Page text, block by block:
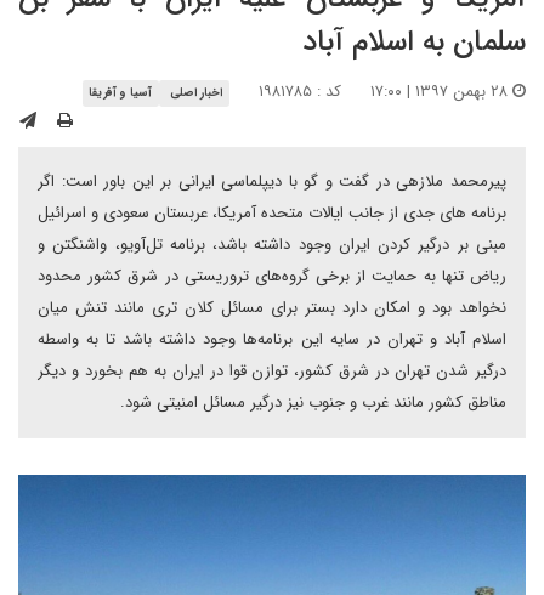
سلمان به اسلام آباد
کد : ۱۹۸۱۷۸۵ اخبار اصلی آسیا و آفریقا
پیرمحمد ملازهی در گفت و گو با دیپلماسی ایرانی بر این باور است: اگر
برنامه های جدی از جانب ایالات متحده آمریکا، عربستان سعودی و اسرائیل
مبنی بر درگیر کردن ایران وجود داشته باشد، برنامه تل‌آویو، واشنگتن و
ریاض تنها به حمایت از برخی گروه‌های تروریستی در شرق کشور محدود
نخواهد بود و امکان دارد بستر برای مسائل کلان تری مانند تنش میان
اسلام آباد و تهران در سایه این برنامه‌ها وجود داشته باشد تا به واسطه
درگیر شدن تهران در شرق کشور، توازن قوا در ایران به هم بخورد و دیگر
مناطق کشور مانند غرب و جنوب نیز درگیر مسائل امنیتی شود.